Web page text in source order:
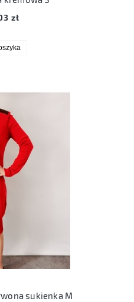
zł
sukienka M